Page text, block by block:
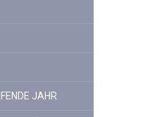
JAHR